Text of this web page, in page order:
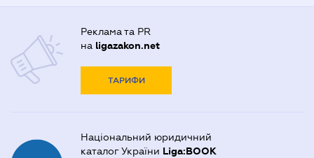
Реклама та PR
на ligazakon.net
ТАРИФИ
Національний юридичний
каталог України Liga:BOOK